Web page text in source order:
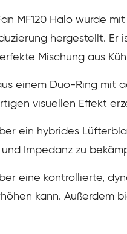
MF120 Halo wurde
hergestellt. Er
Mischung aus
einem Duo-Ring mit
visuellen Effekt
ein hybrides
Impedanz zu
eine kontrollierte,
kann. Außerdem